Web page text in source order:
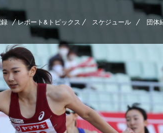
レポート&トピックス スケジュール 団体